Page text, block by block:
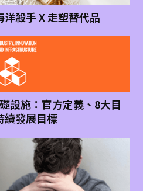
洋殺手 X 走塑替代品
設施：官方定義、8大目
續發展目標